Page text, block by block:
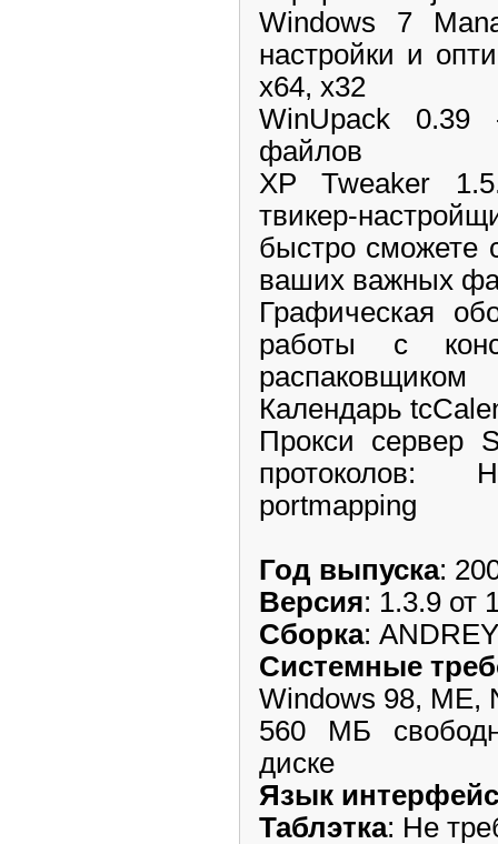
Windows 7
настройки и
x64, x32
WinUpack 0.39
файлов
XP Tweaker
твикер-
быстро сможете
ваших важных
Графическая
работы с
распаковщиком
Календарь
Прокси сервер
протоколов:
portmapping
Год выпуска:
Версия: 1.3.9 от
Сборка:
Системные
Windows 98, ME,
560 MБ
диске
Язык
Таблэтка: Не